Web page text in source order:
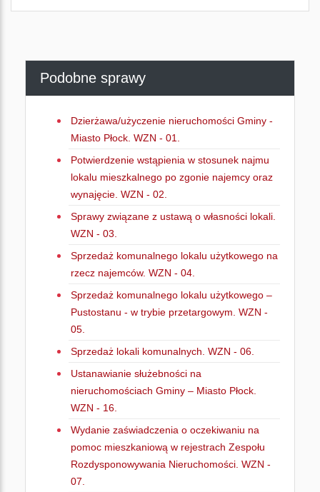
Podobne sprawy
Dzierżawa/użyczenie nieruchomości Gminy -
Miasto Płock. WZN - 01.
Potwierdzenie wstąpienia w stosunek najmu
lokalu mieszkalnego po zgonie najemcy oraz
wynajęcie. WZN - 02.
Sprawy związane z ustawą o własności lokali.
WZN - 03.
Sprzedaż komunalnego lokalu użytkowego na
rzecz najemców. WZN - 04.
Sprzedaż komunalnego lokalu użytkowego –
Pustostanu - w trybie przetargowym. WZN -
05.
Sprzedaż lokali komunalnych. WZN - 06.
Ustanawianie służebności na
nieruchomościach Gminy – Miasto Płock.
WZN - 16.
Wydanie zaświadczenia o oczekiwaniu na
pomoc mieszkaniową w rejestrach Zespołu
Rozdysponowywania Nieruchomości. WZN -
07.